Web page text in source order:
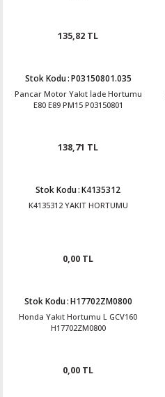
135,82 TL
Stok Kodu:P03150801.035
Pancar Motor Yakıt İade Hortumu
E80 E89 PM15 P03150801
138,71 TL
Stok Kodu:K4135312
K4135312 YAKIT HORTUMU
0,00 TL
Stok Kodu:H17702ZM0800
Honda Yakıt Hortumu L GCV160
H17702ZM0800
0,00 TL